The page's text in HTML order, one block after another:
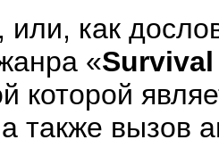
, или, как
«
которой
также вызов